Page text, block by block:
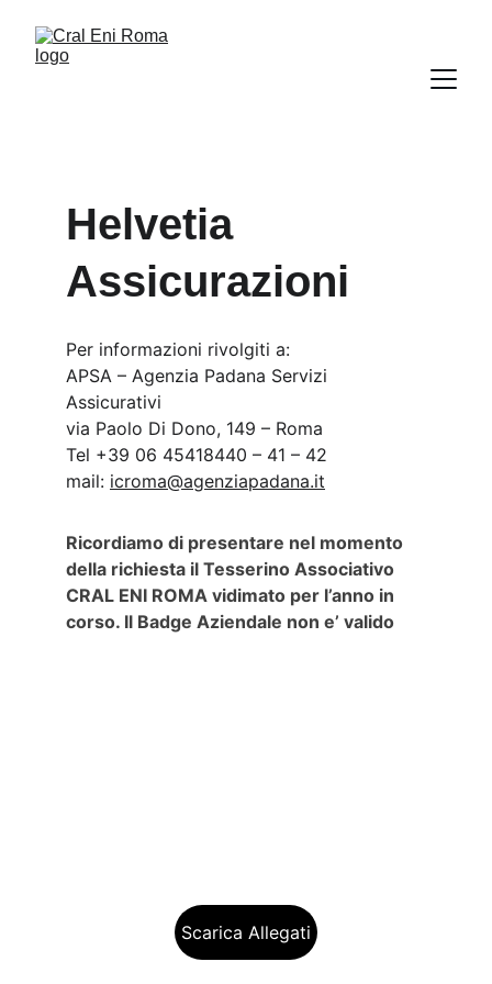
Helvetia
Assicurazioni
Per informazioni rivolgiti a:
APSA – Agenzia Padana Servizi
Assicurativi
via Paolo Di Dono, 149 – Roma
Tel +39 06 45418440 – 41 – 42
mail: icroma@agenziapadana.it
Ricordiamo di presentare nel momento
della richiesta il Tesserino Associativo
CRAL ENI ROMA vidimato per l’anno in
corso. Il Badge Aziendale non e’ valido
Scarica Allegati